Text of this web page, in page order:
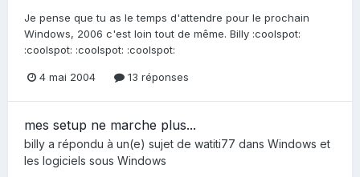
Je pense que tu as le temps d'attendre pour le prochain
Windows, 2006 c'est loin tout de même. Billy :coolspot:
:coolspot: :coolspot: :coolspot:
4 mai 2004 13 réponses
mes setup ne marche plus...
billy a répondu à un(e) sujet de watiti77 dans Windows et
les logiciels sous Windows